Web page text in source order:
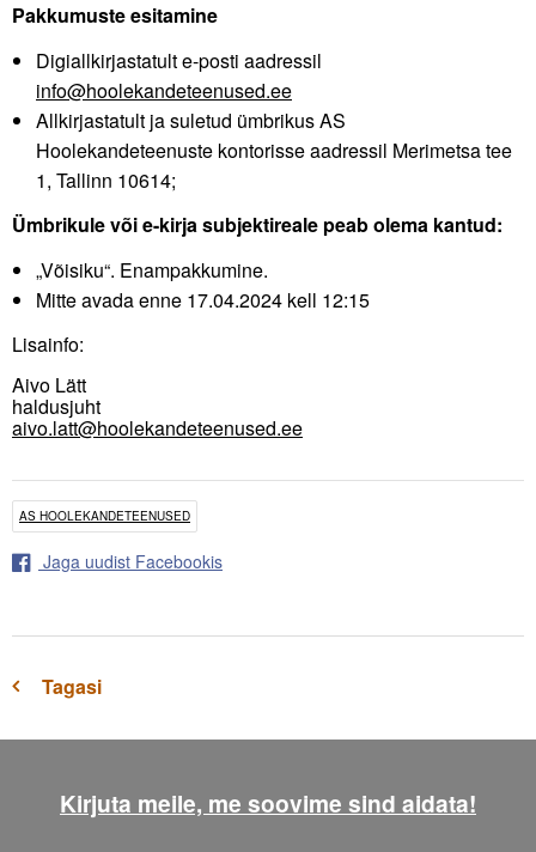
Pakkumuste esitamine
Digiallkirjastatult e-posti aadressil
info@hoolekandeteenused.ee
Allkirjastatult ja suletud ümbrikus AS
Hoolekandeteenuste kontorisse aadressil Merimetsa tee
1, Tallinn 10614;
Ümbrikule või e-kirja subjektireale peab olema kantud:
„Võisiku“. Enampakkumine.
Mitte avada enne 17.04.2024 kell 12:15
Lisainfo:
Aivo Lätt
haldusjuht
aivo.latt@hoolekandeteenused.ee
AS HOOLEKANDETEENUSED
Jaga uudist Facebookis
Tagasi
Kirjuta meile, me soovime sind aidata!